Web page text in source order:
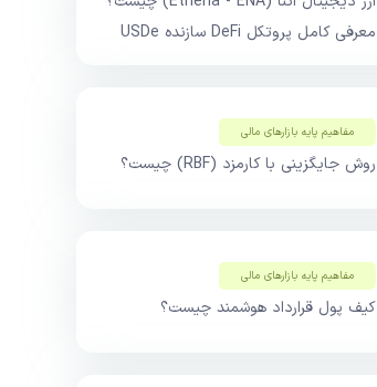
معرفی کامل پروتکل DeFi سازنده USDe
مفاهیم پایه بازار‌های مالی
روش جایگزینی با کارمزد (RBF) چیست؟
مفاهیم پایه بازار‌های مالی
کیف پول قرارداد هوشمند چیست؟